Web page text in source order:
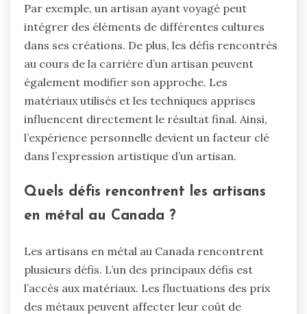
Par exemple, un artisan ayant voyagé peut
intégrer des éléments de différentes cultures
dans ses créations. De plus, les défis rencontrés
au cours de la carrière d’un artisan peuvent
également modifier son approche. Les
matériaux utilisés et les techniques apprises
influencent directement le résultat final. Ainsi,
l’expérience personnelle devient un facteur clé
dans l’expression artistique d’un artisan.
Quels défis rencontrent les artisans
en métal au Canada ?
Les artisans en métal au Canada rencontrent
plusieurs défis. L’un des principaux défis est
l’accès aux matériaux. Les fluctuations des prix
des métaux peuvent affecter leur coût de